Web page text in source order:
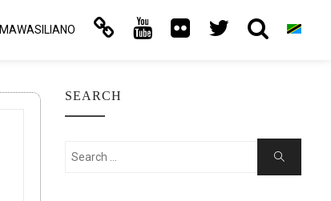
MAWASILIANO
SEARCH
Search
Search